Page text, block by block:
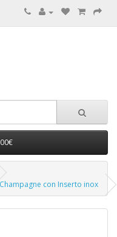
con Inserto inox